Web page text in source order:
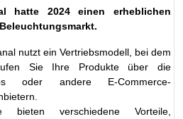
hatte 2024 einen erheblichen
nutzt ein Vertriebsmodell, bei dem
Sie Ihre Produkte über die
oder andere E-Commerce-
bieten verschiedene Vorteile,